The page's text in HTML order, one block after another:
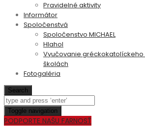
Pravidelné aktivity
Informátor
Spoločenstvá
Spoločenstvo MICHAEL
Hlahol
Vyučovanie gréckokatolíckeho
školách
Fotogaléria
Search
Toggle navigation
PODPORTE NAŠU FARNOSŤ